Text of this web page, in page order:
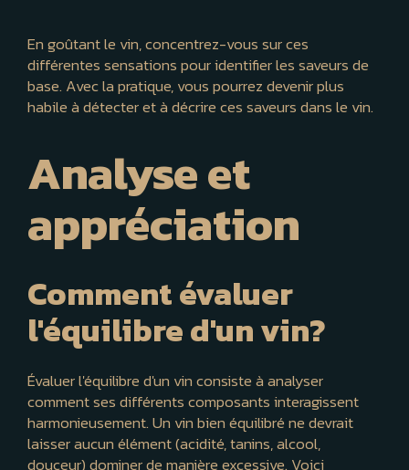
En goûtant le vin, concentrez-vous sur ces
différentes sensations pour identifier les saveurs de
base. Avec la pratique, vous pourrez devenir plus
habile à détecter et à décrire ces saveurs dans le vin.
Analyse et
appréciation
Comment évaluer
l'équilibre d'un vin?
Évaluer l'équilibre d'un vin consiste à analyser
comment ses différents composants interagissent
harmonieusement. Un vin bien équilibré ne devrait
laisser aucun élément (acidité, tanins, alcool,
douceur) dominer de manière excessive. Voici